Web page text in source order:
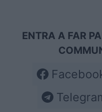
ENTRA A FAR